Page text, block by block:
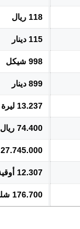
118 ريال
115 دينار
998 شيكل
899 دينار
13.237 ليرة
74.400 ريال
27.745.000 ليرة
12.307 أوقية
176.700 شلن